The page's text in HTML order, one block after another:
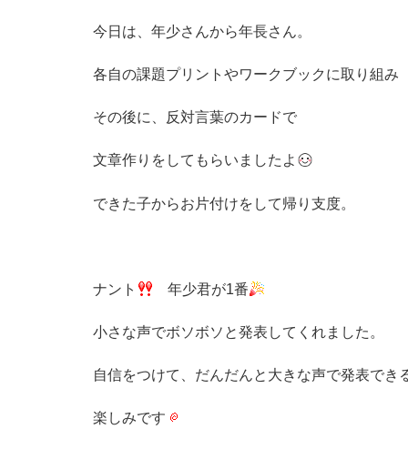
今日は、年少さんから年長さん。
各自の課題プリントやワークブックに取り組み
その後に、反対言葉のカードで
文章作りをしてもらいましたよ
できた子からお片付けをして帰り支度。
ナント 年少君が1番
小さな声でボソボソと発表してくれました。
自信をつけて、だんだんと大きな声で発表でき
楽しみです